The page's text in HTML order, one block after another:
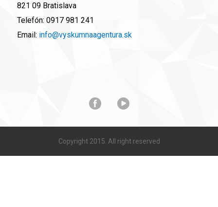
821 09 Bratislava
Telefón: 0917 981 241
Email: info@vyskumnaagentura.sk
Copyright 2015. All right reserved